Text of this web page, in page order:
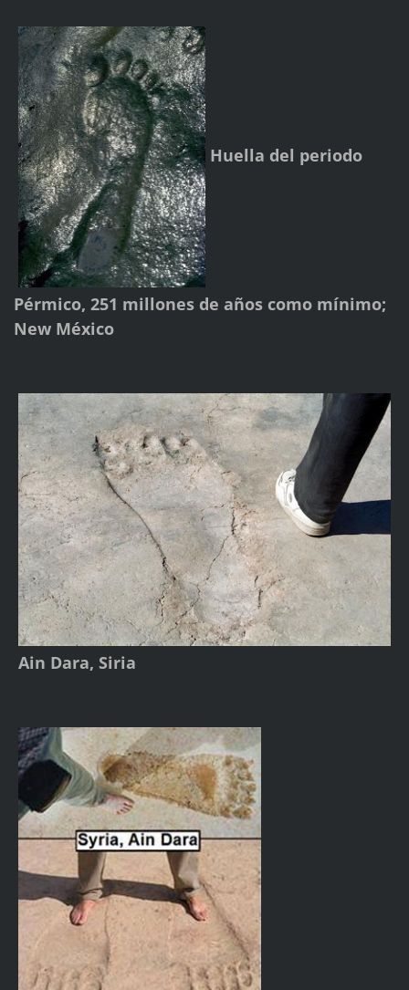
Huella del periodo
Pérmico, 251 millones de años como mínimo;
New México
Ain Dara, Siria